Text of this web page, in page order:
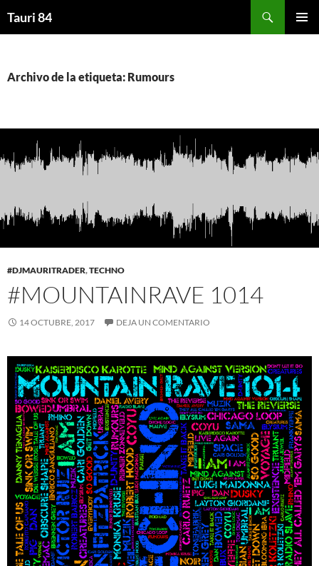
Tauri 84
Archivo de la etiqueta: Rumours
#DJMAURITRADER,TECHNO
#MOUNTAINRAVE 1014
14 OCTUBRE, 2017 DEJA UN COMENTARIO